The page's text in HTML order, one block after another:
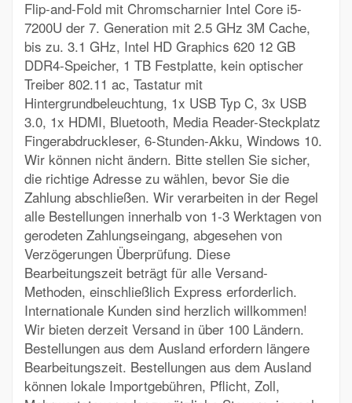
Flip-and-Fold mit Chromscharnier Intel Core i5-
7200U der 7. Generation mit 2.5 GHz 3M Cache,
bis zu. 3.1 GHz, Intel HD Graphics 620 12 GB
DDR4-Speicher, 1 TB Festplatte, kein optischer
Treiber 802.11 ac, Tastatur mit
Hintergrundbeleuchtung, 1x USB Typ C, 3x USB
3.0, 1x HDMI, Bluetooth, Media Reader-Steckplatz
Fingerabdruckleser, 6-Stunden-Akku, Windows 10.
Wir können nicht ändern. Bitte stellen Sie sicher,
die richtige Adresse zu wählen, bevor Sie die
Zahlung abschließen. Wir verarbeiten in der Regel
alle Bestellungen innerhalb von 1-3 Werktagen von
gerodeten Zahlungseingang, abgesehen von
Verzögerungen Überprüfung. Diese
Bearbeitungszeit beträgt für alle Versand-
Methoden, einschließlich Express erforderlich.
Internationale Kunden sind herzlich willkommen!
Wir bieten derzeit Versand in über 100 Ländern.
Bestellungen aus dem Ausland erfordern längere
Bearbeitungszeit. Bestellungen aus dem Ausland
können lokale Importgebühren, Pflicht, Zoll,